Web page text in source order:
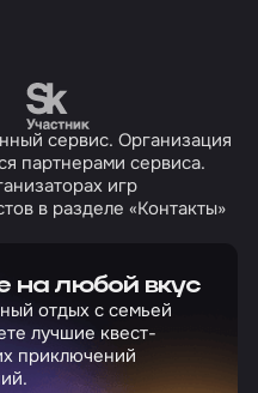
Перейти на сайт
сервис. Организация
партнерами сервиса.
игр
в разделе «Контакты»
на любой вкус
отдых с семьей
лучшие квест-
приключений